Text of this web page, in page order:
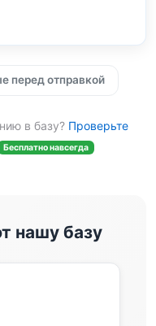
перед отправкой
в базу? Проверьте
Бесплатно навсегда
нашу базу